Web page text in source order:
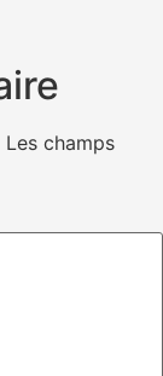
Les champs